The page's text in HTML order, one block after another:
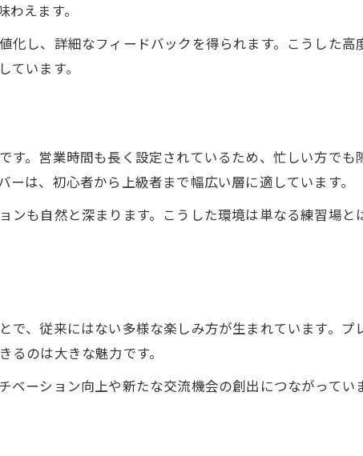
む最新機器体験
新たな交流術
と盛り上がる交流術
の親睦イベント活用
話が弾むバー活用法
きるゴルフバー
る空間の魅力とは
沢な時間の過ごし方
シュのひととき
レッシュ法を提案
えます。
し、詳細なフィードバックを得られます。こうした高
います。
。営業時間も長く設定されているため、忙しい方でも
は、初心者から上級者まで幅広い層に適しています。
も自然と深まります。こうした環境は単なる練習場と
、従来にはない多様な楽しみ方が生まれています。プ
のは大きな魅力です。
ーション向上や新たな交流機会の創出につながってい